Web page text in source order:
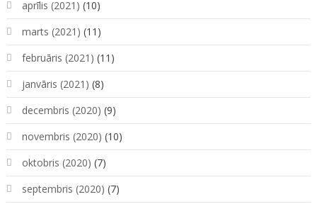
aprīlis (2021) (10)
marts (2021) (11)
februāris (2021) (11)
janvāris (2021) (8)
decembris (2020) (9)
novembris (2020) (10)
oktobris (2020) (7)
septembris (2020) (7)